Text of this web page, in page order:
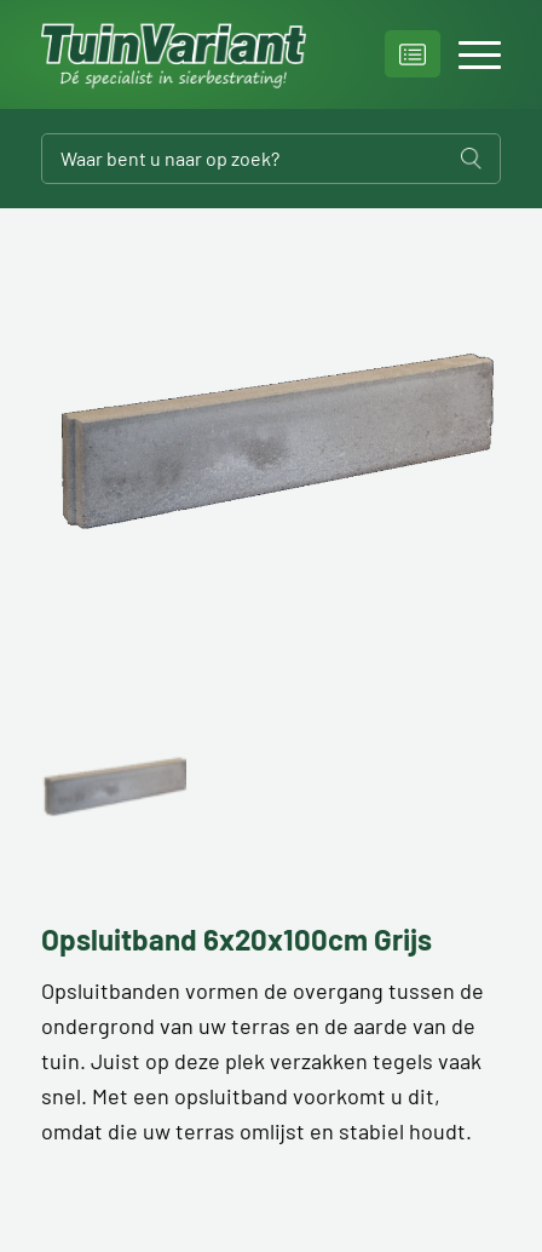
Opsluitband 6x20x100cm Grijs
Opsluitbanden vormen de overgang tussen de
ondergrond van uw terras en de aarde van de
tuin. Juist op deze plek verzakken tegels vaak
snel. Met een opsluitband voorkomt u dit,
omdat die uw terras omlijst en stabiel houdt.